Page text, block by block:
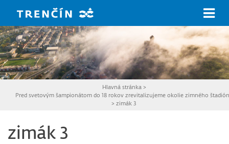
Hlavná stránka >
Pred svetovým šampionátom do 18 rokov zrevitalizujeme okolie zimného
> zimák 3
zimák 3